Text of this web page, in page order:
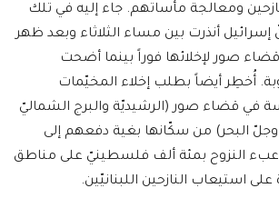
ومعالجة مأساتهم. جاء إليه في تلك
إسرائيل أنذرت بين مساء الثلاثاء وبعد ظهر
بلدة في قضاء صور لإخلائها فوراً بينما أضحت
أُخطِر أيضاً بطلب إخلاء المخيّمات
في قضاء صور (الرشيديّة والبرج الشماليّ
البحر) من سكّانها بغية دفعهم إلى
النزوح بمئة ألف فلسطينيّ على مناطق
استيعاب النازحين اللبنانيّين.